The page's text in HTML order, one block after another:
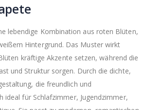
lebendige Kombination aus roten Blüten,
Hintergrund. Das Muster wirkt
kräftige Akzente setzen, während die
und Struktur sorgen. Durch die dichte,
die freundlich und
ideal für Schlafzimmer, Jugendzimmer,